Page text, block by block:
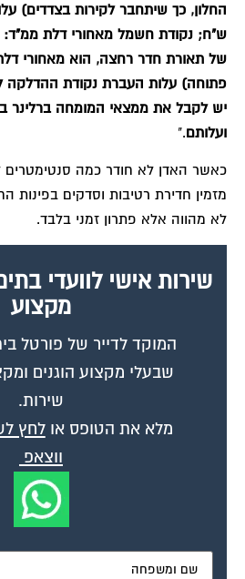
ש"ח; נקודת חשמל מאחורי דלת ממ"ד:
של תאורת חדר רחצה, הוא מאחורי
פתוחה) עלות העברת נקודת ההדלקה למקום
יש לקבל את ממצאי המומחה ברלינר
ועלותם."
כאשר האדן לא חודר כמה סנטימטרים
מזמין חדירת רטיבות וסדקים בפינות
לא מהווה אלא פתרון זמני בלבד.
שירות אישי לוועדי
מקצוע
המוקד לדייר של פורטל
שבעלי מקצוע הוגנים
שירות.
מלא את הטופס אולחץ
ווצאפ